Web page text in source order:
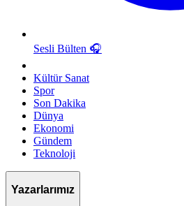
Sesli Bülten 🎧
Kültür Sanat
Spor
Son Dakika
Dünya
Ekonomi
Gündem
Teknoloji
Yazarlarımız